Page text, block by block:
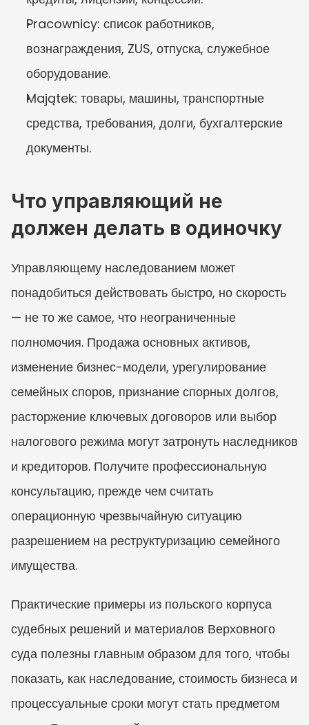
Pracownicy: список работников,
вознаграждения, ZUS, отпуска, служебное
оборудование.
Majątek: товары, машины, транспортные
средства, требования, долги, бухгалтерские
документы.
Что управляющий не
должен делать в одиночку
Управляющему наследованием может
понадобиться действовать быстро, но скорость
— не то же самое, что неограниченные
полномочия. Продажа основных активов,
изменение бизнес-модели, урегулирование
семейных споров, признание спорных долгов,
расторжение ключевых договоров или выбор
налогового режима могут затронуть наследников
и кредиторов. Получите профессиональную
консультацию, прежде чем считать
операционную чрезвычайную ситуацию
разрешением на реструктуризацию семейного
имущества.
Практические примеры из польского корпуса
судебных решений и материалов Верховного
суда полезны главным образом для того, чтобы
показать, как наследование, стоимость бизнеса и
процессуальные сроки могут стать предметом